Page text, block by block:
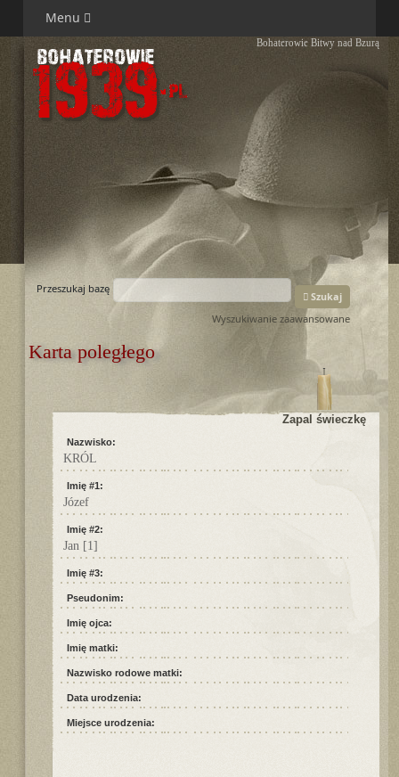
Menu
Bohaterowie Bitwy nad Bzurą
Przeszukaj bazę
Szukaj
Wyszukiwanie zaawansowane
Karta poległego
Zapal świeczkę
Nazwisko:
KRÓL
Imię #1:
Józef
Imię #2:
Jan [1]
Imię #3:
Pseudonim:
Imię ojca:
Imię matki:
Nazwisko rodowe matki:
Data urodzenia:
Miejsce urodzenia: